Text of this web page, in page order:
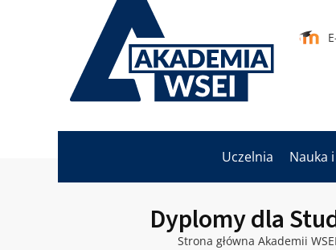
Uczelnia Nauka
Dyplomy dla
Strona główna Akademii WSEI